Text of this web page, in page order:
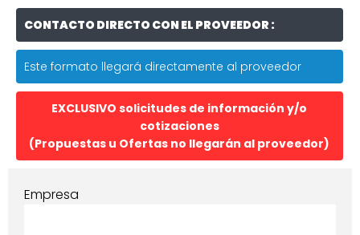
CONTACTO DIRECTO CON EL PROVEEDOR :
Este formato llegará directamente al proveedor
EXCLUSIVO solicitudes de información y/o
cotizaciones
(Propuestas u Ofertas no llegarán al proveedor)
Empresa